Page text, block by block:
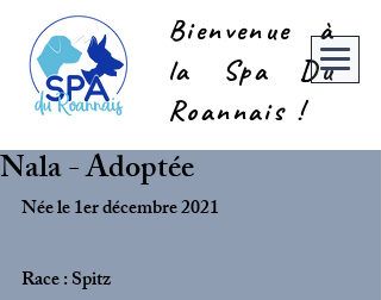
Bienvenue à
la Spa Du
Roannais !
Nala - Adoptée
Née le 1er décembre 2021
Race : Spitz